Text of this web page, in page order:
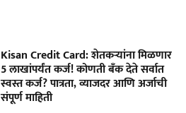
Kisan Credit Card: शेतकऱ्यांना मिळणार
5 लाखांपर्यंत कर्ज! कोणती बँक देते सर्वात
स्वस्त कर्ज? पात्रता, व्याजदर आणि अर्जाची
संपूर्ण माहिती